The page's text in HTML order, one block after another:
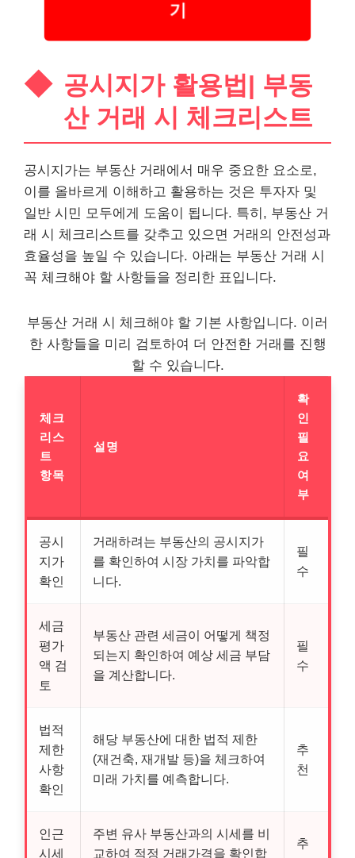
기
공시지가 활용법| 부동
산 거래 시 체크리스트
공시지가는 부동산 거래에서 매우 중요한 요소로,
이를 올바르게 이해하고 활용하는 것은 투자자 및
일반 시민 모두에게 도움이 됩니다. 특히, 부동산 거
래 시 체크리스트를 갖추고 있으면 거래의 안전성과
효율성을 높일 수 있습니다. 아래는 부동산 거래 시
꼭 체크해야 할 사항들을 정리한 표입니다.
부동산 거래 시 체크해야 할 기본 사항입니다. 이러
한 사항들을 미리 검토하여 더 안전한 거래를 진행
할 수 있습니다.
체크
리스
트
항목
설명
확
인
필
요
여
부
공시
지가
확인
거래하려는 부동산의 공시지가
를 확인하여 시장 가치를 파악합
니다.
필
수
세금
평가
액 검
토
부동산 관련 세금이 어떻게 책정
되는지 확인하여 예상 세금 부담
을 계산합니다.
필
수
법적
제한
사항
확인
해당 부동산에 대한 법적 제한
(재건축, 재개발 등)을 체크하여
미래 가치를 예측합니다.
추
천
인근
시세
주변 유사 부동산과의 시세를 비
교하여 적정 거래가격을 확인합
추